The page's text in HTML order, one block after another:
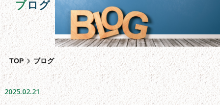
ブログ
TOP ブログ
採用情報
足場実績
資材置場について
先輩社員の声
スタッフ紹介
よくある質問
2025.02.21